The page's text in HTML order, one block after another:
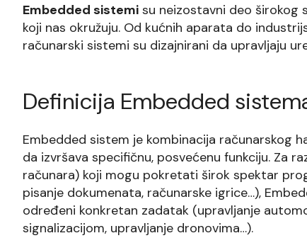
Embedded sistemi su neizostavni deo širokog
koji nas okružuju. Od kućnih aparata do
računarski sistemi su dizajnirani da upravljaju
Definicija Embedded
Embedded sistem je kombinacija računarskog
da izvršava specifičnu, posvećenu funkciju. Za
računara) koji mogu pokretati širok spektar
pisanje dokumenata, računarske igrice…),
određeni konkretan zadatak (upravljanje
signalizacijom, upravljanje dronovima…).